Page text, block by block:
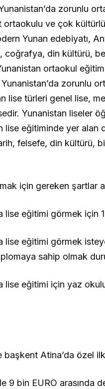
zorunlu
ve çok
Yunan edebiyatı,
din kültürü,
ortaokul
zorunlu
lise türleri genel lise,
Yunanistan liseler
lise eğitiminde yer
felsefe, din kültürü,
için gereken şartlar
görmek için 19
görmek isteyen
sahip olmak
için yaz okulu
Atina’da özel
9 bin EURO arasında